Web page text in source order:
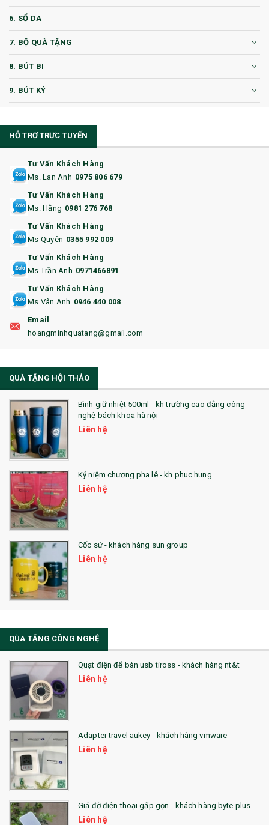
6. SỔ DA
7. BỘ QUÀ TẶNG
8. BÚT BI
9. BÚT KÝ
11. CỐC/BÌNH GIỮ NHIỆT
12. BÌNH NƯỚC
13. QUÀ TẶNG CAO CẤP
14. HỘP/VÍ ĐỰNG NAMECARD
15. BỘ BẤM MÓNG
16. BAO HỘ CHIẾU
18. ẤM CHÉN QUÀ TẶNG
19. ĐỒNG HỒ TREO TƯỜNG
22. ĐỒNG HỒ ĐỂ BÀN
23. QÙA TẶNG ĐỘC ĐÁO
24. QÙA TẶNG PHA LÊ
25. QUÀ TẶNG GLASSLOCK
26. QUÀ TẶNG LUMINARC
28. BỘ ĐỒ ĂN CAO CẤP
29. MÓC KHOÁ
31. TÚI VẢI KHÔNG DỆT
32. TÚI VẢI BỐ
33. MŨ LƯỠI TRAI
36. QUẠT NHỰA QUẢNG CÁO
QUÀ TẶNG KHUYẾN MẠI
QUÀ TẶNG SX NHANH
QUÀ TẶNG HỘI THẢO
QUÀ TẶNG CÔNG NGHỆ
SẢN PHẨM ĐÃ THỰC HIỆN
QUÀ TẶNG SỨC KHỎE
SẢN PHẨM MỚI 2021
HỖ TRỢ TRỰC TUYẾN
Tư Vấn Khách Hàng
Ms. Lan Anh 0975 806 679
Tư Vấn Khách Hàng
Ms. Hằng 0981 276 768
Tư Vấn Khách Hàng
Ms Quyên 0355 992 009
Tư Vấn Khách Hàng
Ms Trần Anh 0971466891
Tư Vấn Khách Hàng
Ms Vân Anh 0946 440 008
Email
hoangminhquatang@gmail.com
QUÀ TẶNG HỘI THẢO
Bình giữ nhiệt 500ml - kh trường cao đẳng công
nghệ bách khoa hà nội
Liên hệ
Kỷ niệm chương pha lê - kh phuc hung
Liên hệ
Cốc sứ - khách hàng sun group
Liên hệ
QÙA TẶNG CÔNG NGHỆ
Quạt điện để bàn usb tiross - khách hàng nt&t
Liên hệ
Adapter travel aukey - khách hàng vmware
Liên hệ
Giá đỡ điện thoại gấp gọn - khách hàng byte plus
Liên hệ